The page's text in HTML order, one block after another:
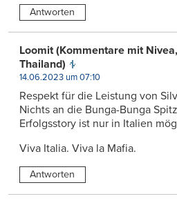
Antworten
Loomit (Kommentare mit
Thailand)
14.06.2023 um 07:10
Respekt für die Leistung von
Nichts an die Bunga-Bunga
Erfolgsstory ist nur in Italien
Viva Italia. Viva la Mafia.
Antworten